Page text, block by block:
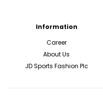
Information
Career
About Us
JD Sports Fashion Plc